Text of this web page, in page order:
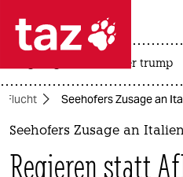
 taz zahl
taz zahl ich
usa unter trump
Flucht Seehofers Zusage an
Seehofers Zusage an
Regieren statt